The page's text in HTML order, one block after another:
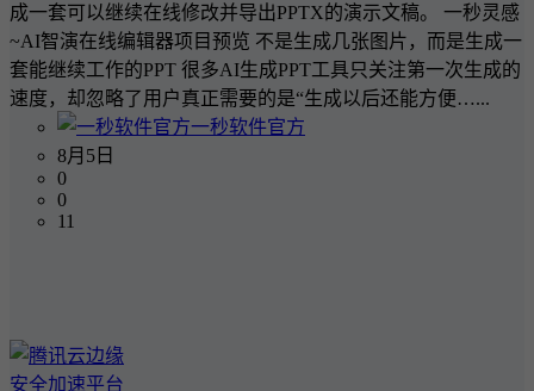
成一套可以继续在线修改并导出PPTX的演示文稿。 一秒灵感
~AI智演在线编辑器项目预览 不是生成几张图片，而是生成一
套能继续工作的PPT 很多AI生成PPT工具只关注第一次生成的
速度，却忽略了用户真正需要的是“生成以后还能方便…...
一秒软件官方
8月5日
0
0
11